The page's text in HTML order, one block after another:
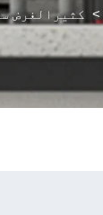
> کثیرالغرض